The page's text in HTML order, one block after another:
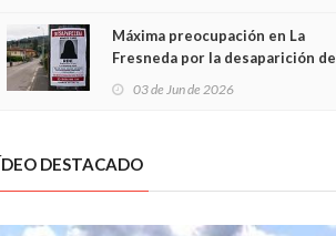
Máxima preocupación en La
Fresneda por la desaparición de
03 de Jun de 2026
DESTACADO